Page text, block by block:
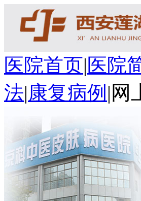
医院首页|医院
法|康复病例 | 网